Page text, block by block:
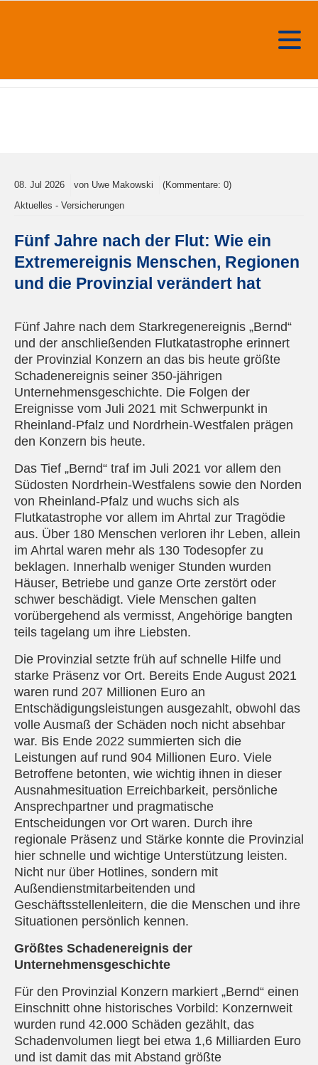
08. Jul 2026 von Uwe Makowski
(Kommentare: 0)
Aktuelles - Versicherungen
Fünf Jahre nach der Flut: Wie ein
Extremereignis Menschen, Regionen
und die Provinzial verändert hat
Dernau im
Ahrweiler
2021 -
Sebastian
/ ©
Fünf Jahre nach dem Starkregenereignis „Bernd“
und der anschließenden Flutkatastrophe erinnert
der Provinzial Konzern an das bis heute größte
Schadenereignis seiner 350-jährigen
Unternehmensgeschichte. Die Folgen der
Ereignisse vom Juli 2021 mit Schwerpunkt in
Rheinland-Pfalz und Nordrhein-Westfalen prägen
den Konzern bis heute.
Das Tief „Bernd“ traf im Juli 2021 vor allem den
Südosten Nordrhein-Westfalens sowie den Norden
von Rheinland-Pfalz und wuchs sich als
Flutkatastrophe vor allem im Ahrtal zur Tragödie
aus. Über 180 Menschen verloren ihr Leben, allein
im Ahrtal waren mehr als 130 Todesopfer zu
beklagen. Innerhalb weniger Stunden wurden
Häuser, Betriebe und ganze Orte zerstört oder
schwer beschädigt. Viele Menschen galten
vorübergehend als vermisst, Angehörige bangten
teils tagelang um ihre Liebsten.
Die Provinzial setzte früh auf schnelle Hilfe und
starke Präsenz vor Ort. Bereits Ende August 2021
waren rund 207 Millionen Euro an
Entschädigungsleistungen ausgezahlt, obwohl das
volle Ausmaß der Schäden noch nicht absehbar
war. Bis Ende 2022 summierten sich die
Leistungen auf rund 904 Millionen Euro. Viele
Betroffene betonten, wie wichtig ihnen in dieser
Ausnahmesituation Erreichbarkeit, persönliche
Ansprechpartner und pragmatische
Entscheidungen vor Ort waren. Durch ihre
regionale Präsenz und Stärke konnte die Provinzial
hier schnelle und wichtige Unterstützung leisten.
Nicht nur über Hotlines, sondern mit
Außendienstmitarbeitenden und
Geschäftsstellenleitern, die die Menschen und ihre
Situationen persönlich kennen.
Größtes Schadenereignis der
Unternehmensgeschichte
Für den Provinzial Konzern markiert „Bernd“ einen
Einschnitt ohne historisches Vorbild: Konzernweit
wurden rund 42.000 Schäden gezählt, das
Schadenvolumen liegt bei etwa 1,6 Milliarden Euro
und ist damit das mit Abstand größte